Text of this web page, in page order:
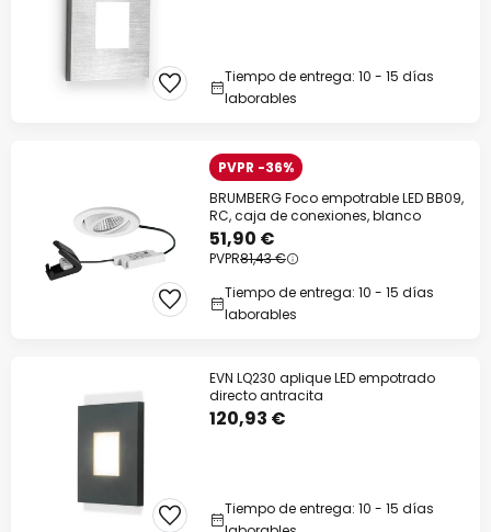
Tiempo de entrega: 10 - 15 días
laborables
PVPR -36%
BRUMBERG Foco empotrable LED BB09,
RC, caja de conexiones, blanco
51,90 €
PVPR81,43 €
Tiempo de entrega: 10 - 15 días
laborables
EVN LQ230 aplique LED empotrado
directo antracita
120,93 €
Tiempo de entrega: 10 - 15 días